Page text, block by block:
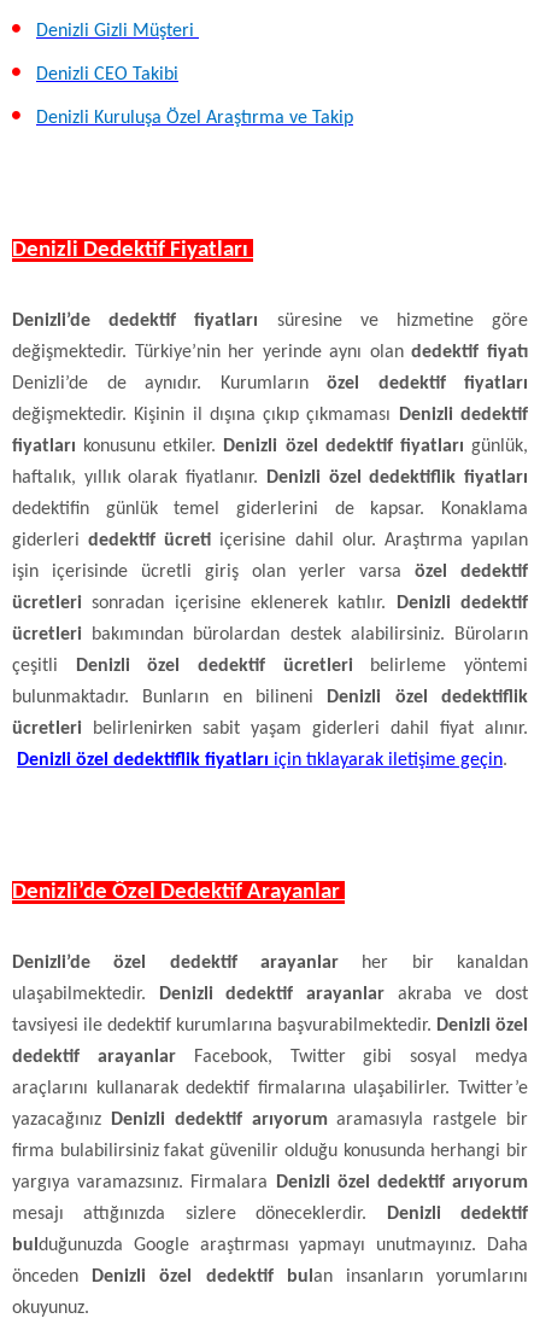
Denizli Gizli Müşteri
Denizli CEO Takibi
Denizli Kuruluşa Özel Araştırma ve Takip
Denizli Dedektif Fiyatları
Denizli’de dedektif fiyatları süresine ve hizmetine göre
değişmektedir. Türkiye’nin her yerinde aynı olandedektif fiyatı
Denizli’de de aynıdır. Kurumların özel dedektif fiyatları
değişmektedir. Kişinin il dışına çıkıp çıkmaması
Denizli dedektif
fiyatları konusunu etkiler. Denizli özel dedektif fiyatlarıgünlük,
haftalık, yıllık olarak fiyatlanır. Denizli özel dedektiflik fiyatları
dedektifin günlük temel giderlerini de kapsar. Konaklama
giderleridedektif ücreti içerisine dahil olur. Araştırma yapılan
işin içerisinde ücretli giriş olan yerler varsa özel dedektif
ücretlerisonradan içerisine eklenerek katılır. Denizli dedektif
ücretleri
bakımından bürolardan destek alabilirsiniz. Büroların
çeşitli
Denizli özel dedektif ücretleri
belirleme yöntemi
bulunmaktadır. Bunların en bilineni Denizli özel dedektiflik
ücretleri
belirlenirken sabit yaşam giderleri dahil fiyat alınır.
Denizli özel dedektiflik fiyatları için tıklayarak iletişime geçin.
Denizli’de Özel Dedektif Arayanlar
Denizli’de özel dedektif arayanlar
her bir kanaldan
ulaşabilmektedir.
Denizli dedektif arayanlar akraba ve dost
tavsiyesi ile dedektif kurumlarına başvurabilmektedir. Denizli özel
dedektif arayanlar
Facebook, Twitter gibi sosyal medya
araçlarını kullanarak dedektif firmalarına ulaşabilirler. Twitter’e
yazacağınız Denizli dedektif arıyorumaramasıyla rastgele bir
firma bulabilirsiniz fakat güvenilir olduğu konusunda herhangi bir
yargıya varamazsınız. Firmalara Denizli özel dedektif arıyorum
mesajı attığınızda sizlere döneceklerdir. Denizli dedektif
bul duğunuzda Google araştırması yapmayı unutmayınız. Daha
önceden Denizli özel dedektif bul an insanların yorumlarını
okuyunuz.